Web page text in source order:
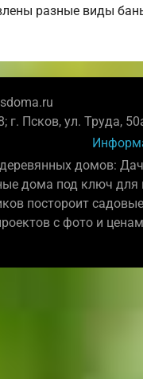
разные виды
г. Псков, ул. Труда,
деревянных домов:
дома под ключ
постороит
с фото и